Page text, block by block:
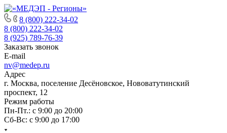
8 (800) 222-34-02
8 (800) 222-34-02
8 (925) 789-76-39
Заказать звонок
E-mail
nv@medep.ru
Адрес
г. Москва, поселение Десёновское, Нововатутинский
проспект, 12
Режим работы
Пн-Пт.: с 9:00 до 20:00
Cб-Вс: с 9:00 до 17:00